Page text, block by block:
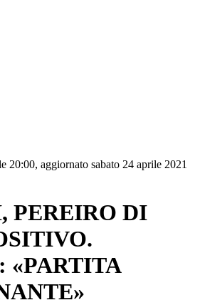
20:00, aggiornato sabato 24 aprile 2021
PEREIRO DI
«PARTITA